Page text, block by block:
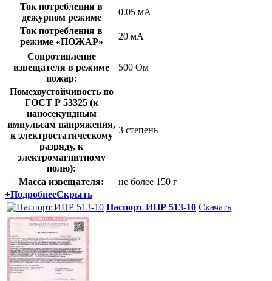
Ток потребления в
дежурном режиме
0.05 мА
Ток потребления в
режиме «ПОЖАР»
20 мА
Сопротивление
извещателя в режиме
пожар:
500 Ом
Помехоустойчивость по
ГОСТ Р 53325 (к
наносекундным
импульсам напряжения,
к электростатическому
разряду, к
электромагнитному
полю):
3 степень
Масса извещателя:
не более 150 г
+ПодробнееСкрыть
Паспорт ИПР 513-10 Скачать